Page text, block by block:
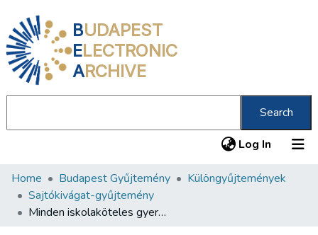
BUDAPEST
ELECTRONIC
ARCHIVE
Search
Log In (current)
Communities & Collections
All of DSpace
Home Budapest Gyűjtemény
Különgyűjtemények
Sajtókivágat-gyűjtemény
Minden iskolaköteles gyermeket be kell iratni!